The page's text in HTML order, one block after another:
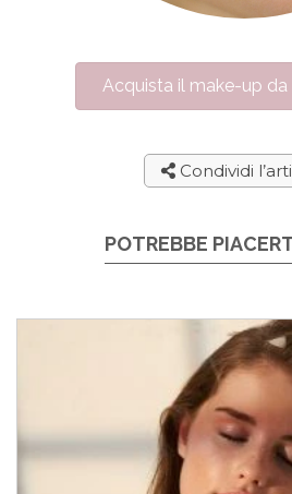
Acquista il make-up da
Condividi
POTREBBE